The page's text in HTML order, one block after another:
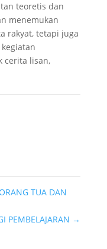
teoretis dan
menemukan
rakyat, tetapi juga
cerita lisan,
TUA DAN
PEMBELAJARAN →